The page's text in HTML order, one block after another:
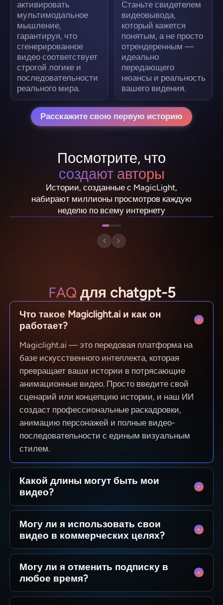
активировать
мультимодальное
мышление,
гарантируя, что
сгенерированное
видео соответствует
строгой логике и
последовательности
реального мира.
Станьте свидетелем
видеовывода,
который кажется
понятым, а не просто
отрендеренным —
идеально
передающего
нюансы и реальность
вашего видения.
Расскажите свою первую историю
Посмотрите, что
создают авторы
Истории, созданные с MagicLight,
набирают миллионы просмотров каждую
неделю по всему интернету
NebulaDrifter
Lio "Spark" Vance
PixelRonin
Momo The Moshroom
FAQ для chatgpt-5
Что такое Magiclight.ai и как он
работает?
Magiclight.ai — это передовая платформа на
базе искусственного интеллекта, которая
превращает ваши истории в потрясающие
анимационные видео. Просто введите свой
сценарий или концепцию истории, и наш ИИ
создаст профессиональные раскадровки,
анимацию персонажей и полные видео-
последовательности с единым визуальным
стилем.
Какой длины могут быть мои
видео?
От коротких роликов для соцсетей до
полноценных 50-минутных эпизодов.
MagicLight оптимизирован для длинных
повествований, сохраняя согласованность
персонажей между сценами, чтобы вы могли
создавать цельные истории без технических
ограничений.
Могу ли я использовать свои
видео в коммерческих целях?
Да! Вы владеете 100% созданного контента.
Монетизируете ли вы канал на YouTube,
запускаете рекламу или продаете курсы — у
вас есть полные коммерческие права на
Могу ли я отменить подписку в
любое время?
Абсолютно. Мы верим в творческую свободу, а